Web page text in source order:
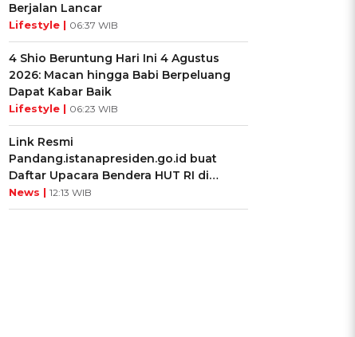
Berjalan Lancar
Lifestyle | 06:37 WIB
4 Shio Beruntung Hari Ini 4 Agustus
2026: Macan hingga Babi Berpeluang
Dapat Kabar Baik
Lifestyle | 06:23 WIB
Link Resmi
Pandang.istanapresiden.go.id buat
Daftar Upacara Bendera HUT RI di
Istana Negara
News | 12:13 WIB